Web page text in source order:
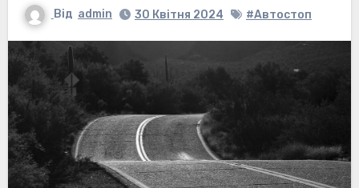
Від admin 30 Квітня 2024 #Автостоп